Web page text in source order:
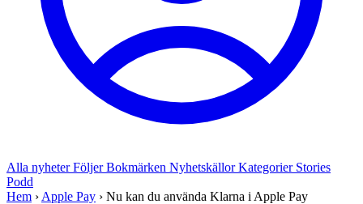
Alla nyheterFöljerBokmärken NyhetskällorKategorier Stories
Podd
Hem › Apple Pay › Nu kan du använda Klarna i Apple Pay